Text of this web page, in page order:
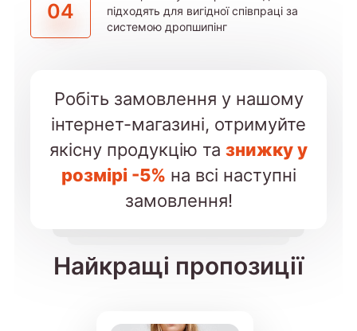
04
підходять для вигідної співпраці за
системою дропшипінг
Робіть замовлення у нашому
інтернет-магазині, отримуйте
якісну продукцію та знижку у
розмірі -5% на всі наступні
замовлення!
Найкращі пропозиції